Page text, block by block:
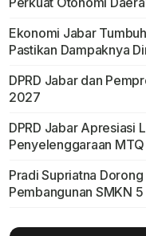
Ekonomi Jabar
Pastikan Dampaknya
DPRD Jabar dan
2027
DPRD Jabar Apresiasi
Penyelenggaraan
Pradi Supriatna
Pembangunan SMKN